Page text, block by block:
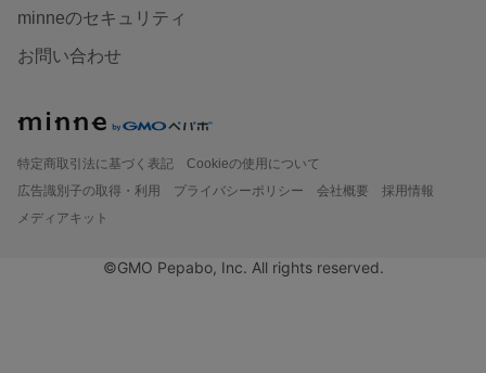
minneのセキュリティ
お問い合わせ
特定商取引法に基づく表記
Cookieの使用について
広告識別子の取得・利用
プライバシーポリシー 会社概要
採用情報
メディアキット
©GMO Pepabo, Inc. All rights reserved.